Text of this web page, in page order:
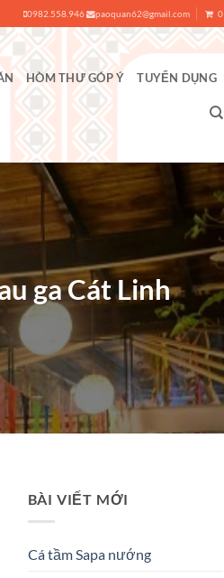
0982.558.946 paoquan62@gmail.com 0
HÒM THƯ GÓP Ý TUYỂN DỤNG
ga Cát Linh
BÀI VIẾT MỚI
Cá tầm Sapa nướng